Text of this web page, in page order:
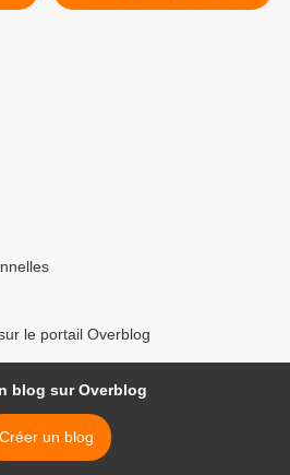
le portail Overblog
blog sur Overblog
Créer un blog